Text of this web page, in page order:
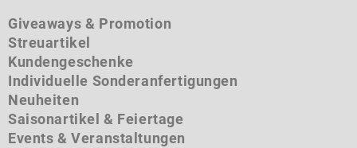
Giveaways & Promotion
Streuartikel
Kundengeschenke
Individuelle Sonderanfertigungen
Neuheiten
Saisonartikel & Feiertage
Events & Veranstaltungen